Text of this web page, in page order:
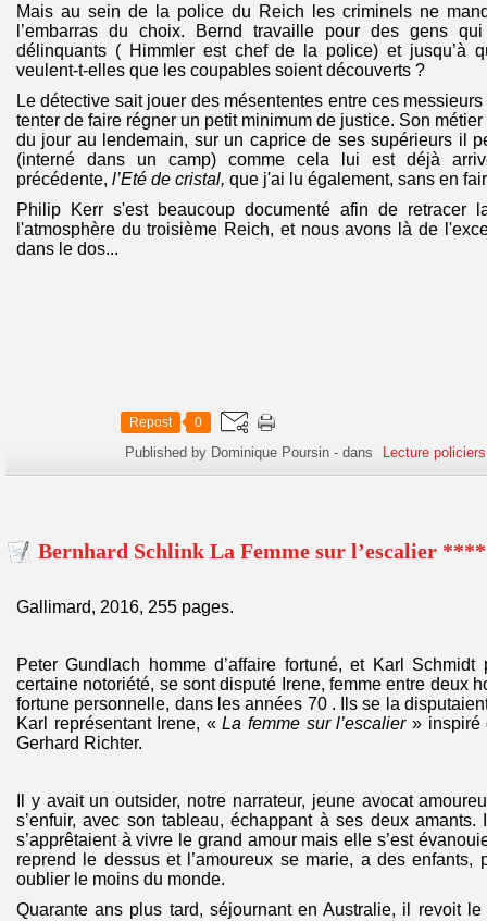
Mais au sein de la police du Reich les criminels ne
l’embarras du choix. Bernd travaille pour des gens
délinquants ( Himmler est chef de la police) et jusqu’à
veulent-t-elles que les coupables soient découverts ?
Le détective sait jouer des mésententes entre ces messieurs
tenter de faire régner un petit minimum de justice. Son
du jour au lendemain, sur un caprice de ses supérieurs il
(interné dans un camp) comme cela lui est déjà
précédente, l’Eté de cristal, que j'ai lu également, sans en
Philip Kerr s'est beaucoup documenté afin de retracer
l'atmosphère du troisième Reich, et nous avons là de
dans le dos...
Repost 0
Published by Dominique Poursin -dans Lecture policiers
Bernhard Schlink La Femme sur l’escalier ****
Gallimard, 2016, 255 pages.
Peter Gundlach homme d’affaire fortuné, et Karl Schmidt
certaine notoriété, se sont disputé Irene, femme entre deux
fortune personnelle, dans les années 70 . Ils se la
Karl représentant Irene, «La femme sur l’escalier» inspiré
Gerhard Richter.
Il y avait un outsider, notre narrateur, jeune avocat
s’enfuir, avec son tableau, échappant à ses deux amants.
s’apprêtaient à vivre le grand amour mais elle s’est
reprend le dessus et l’amoureux se marie, a des enfants,
oublier le moins du monde.
Quarante ans plus tard, séjournant en Australie, il revoit